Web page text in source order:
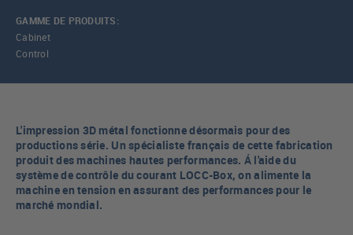
GAMME DE PRODUITS:
Cabinet
Control
L'impression 3D métal fonctionne désormais pour des
productions série. Un spécialiste français de cette fabrication
produit des machines hautes performances. Á l'aide du
système de contrôle du courant LOCC-Box, on alimente la
machine en tension en assurant des performances pour le
marché mondial.